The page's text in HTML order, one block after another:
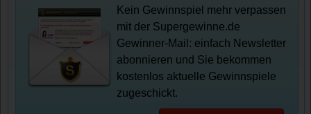
Kein Gewinnspiel mehr verpassen
mit der Supergewinne.de
Gewinner-Mail: einfach Newsletter
abonnieren und Sie bekommen
kostenlos aktuelle Gewinnspiele
zugeschickt.